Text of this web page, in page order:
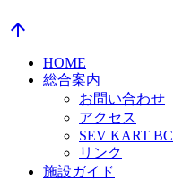
arrow_upward
HOME
総合案内
お問い合わせ
アクセス
SEV KART BC
リンク
施設ガイド